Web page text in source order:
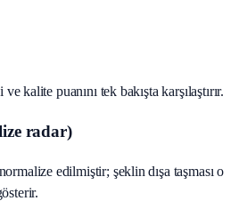
kalite puanını tek bakışta karşılaştırır.
radar)
edilmiştir; şeklin dışa taşması o